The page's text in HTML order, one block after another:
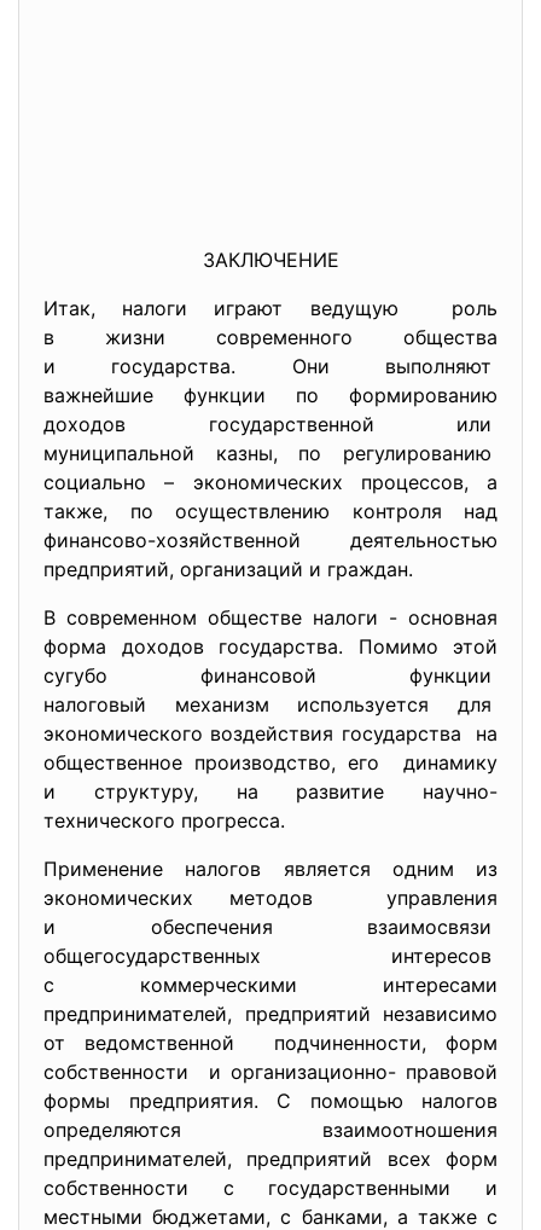
ЗАКЛЮЧЕНИЕ
Итак, налоги играют ведущую роль
в жизни современного общества
и государства. Они выполняют
важнейшие функции по формированию
доходов государственной или
муниципальной казны, по регулированию
социально – экономических процессов, а
также, по осуществлению контроля над
финансово-хозяйственной деятельностью
предприятий, организаций и граждан.
В современном обществе налоги - основная
форма доходов государства. Помимо этой
сугубо финансовой функции
налоговый механизм используется для
экономического воздействия государства на
общественное производство, его динамику
и структуру, на развитие научно-
технического прогресса.
Применение налогов является одним из
экономических методов управления
и обеспечения взаимосвязи
общегосударственных интересов
с коммерческими интересами
предпринимателей, предприятий независимо
от ведомственной подчиненности, форм
собственности и организационно- правовой
формы предприятия. С помощью налогов
определяются взаимоотношения
предпринимателей, предприятий всех форм
собственности с государственными и
местными бюджетами, с банками, а также с